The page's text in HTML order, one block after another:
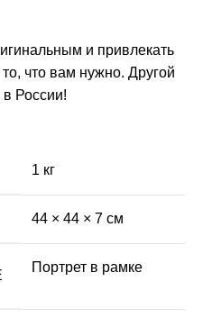
и привлекать
что вам нужно. Другой
в России!
1 кг
44 × 44 × 7 см
Портрет в рамке